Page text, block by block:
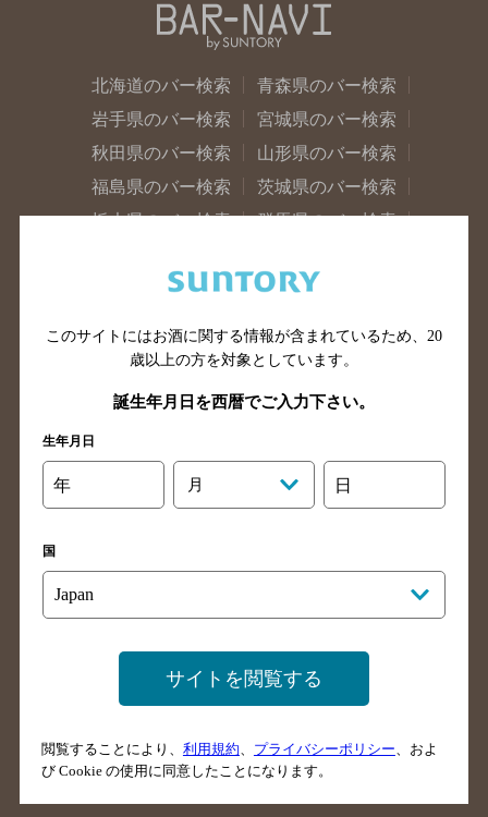
北海道のバー検索
青森県のバー検索
岩手県のバー検索
宮城県のバー検索
秋田県のバー検索
山形県のバー検索
福島県のバー検索
茨城県のバー検索
栃木県のバー検索
群馬県のバー検索
新潟県のバー検索
東京都のバー検索
埼玉県のバー検索
愛知県のバー検索
静岡県のバー検索
三重県のバー検索
石川県のバー検索
福井県のバー検索
大阪府のバー検索
京都府のバー検索
広島県のバー検索
島根県のバー検索
徳島県のバー検索
香川県のバー検索
愛媛県のバー検索
長崎県のバー検索
佐賀県のバー検索
このサイトにはお酒に関する情報が含まれているため、 20
歳以上の方を対象としています。
誕生年月日を西暦でご入力下さい。
生年月日
年 月 日
国
サイトを閲覧する
閲覧することにより、 利用規約 プライバシーポリシー 、およ
び Cookie の使用に同意したことになります。